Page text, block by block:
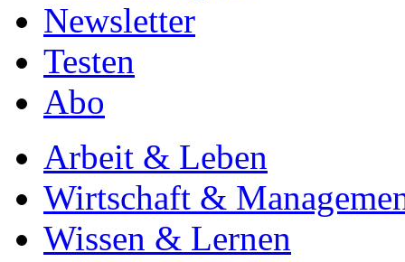
Newsletter
Testen
Abo
Arbeit & Leben
Wirtschaft &
Wissen & Lernen